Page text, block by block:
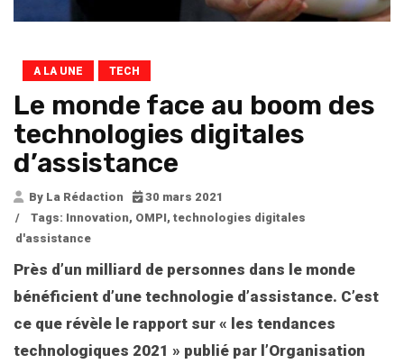
A LA UNE TECH
Le monde face au boom des
technologies digitales
d’assistance
By La Rédaction
30 mars 2021
/
Tags: Innovation, OMPI, technologies digitales
d'assistance
Près d’un milliard de personnes dans le monde
bénéficient d’une technologie d’assistance. C’est
ce que révèle le rapport sur « les tendances
technologiques 2021 » publié par l’Organisation